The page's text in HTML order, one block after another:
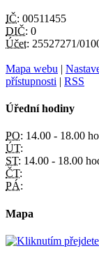
IČ: 00511455
DIČ: 0
Účet: 25527271/
Mapa webu |
přístupnosti | RSS
Úřední hodiny
PO: 14.00 - 18.00
ÚT:
ST: 14.00 - 18.00
ČT:
PÁ:
Mapa